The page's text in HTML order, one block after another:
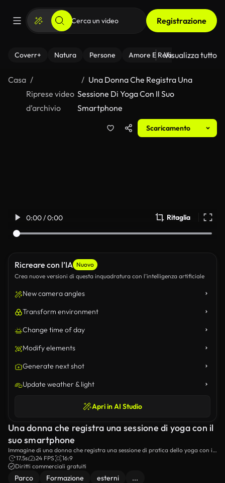
Registrazione
Coverr+ Natura Persone Amore E Relazioni Il
Visualizza tutto
Casa
Riprese video
d’archivio
Una Donna Che Registra Una
Sessione Di Yoga Con Il Suo
Smartphone
Scaricamento
0:00 / 0:00 Ritaglia
Ricreare con l’IA Nuovo
Crea nuove versioni di questa inquadratura con l’intelligenza artificiale
New camera angles
Transform environment
Change time of day
Modify elements
Generate next shot
Update weather & light
Apri in AI Studio
Una donna che registra una sessione di yoga con il
suo smartphone
Immagine di una donna che registra una sessione di pratica dello yoga con il
suo smartphone.
17.5s 24 FPS
16:9
Diritti commerciali gratuiti
Parco Formazione esterni ...